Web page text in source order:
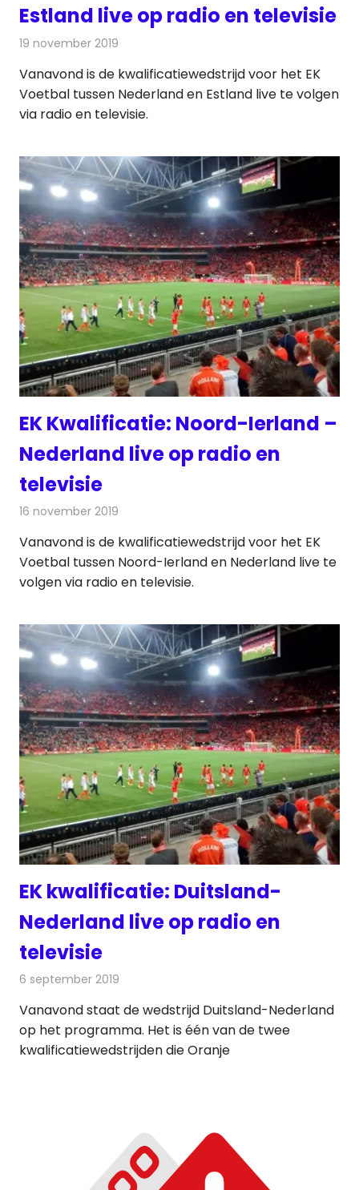
Estland live op radio en televisie
19 november 2019
Vanavond is de kwalificatiewedstrijd voor het EK
Voetbal tussen Nederland en Estland live te volgen
via radio en televisie.
EK Kwalificatie: Noord-Ierland –
Nederland live op radio en
televisie
16 november 2019
Vanavond is de kwalificatiewedstrijd voor het EK
Voetbal tussen Noord-Ierland en Nederland live te
volgen via radio en televisie.
EK kwalificatie: Duitsland-
Nederland live op radio en
televisie
6 september 2019
Vanavond staat de wedstrijd Duitsland-Nederland
op het programma. Het is één van de twee
kwalificatiewedstrijden die Oranje